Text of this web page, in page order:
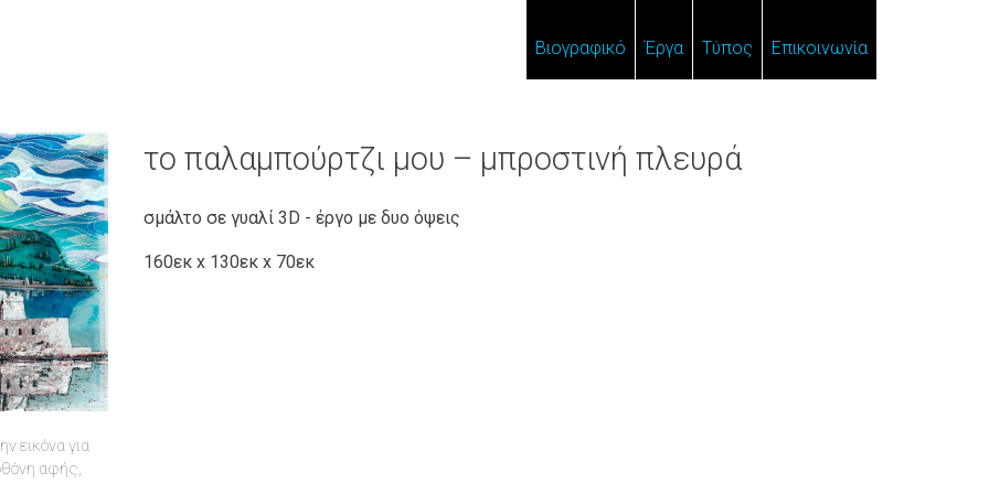
Βιογραφικό Έργα Τύπος Επικοινωνία
εικόνα για
αφής,
το παλαμπούρτζι μου – μπροστινή πλευρά
σμάλτο σε γυαλί 3D - έργο με δυο όψεις
160εκ x 130εκ x 70εκ